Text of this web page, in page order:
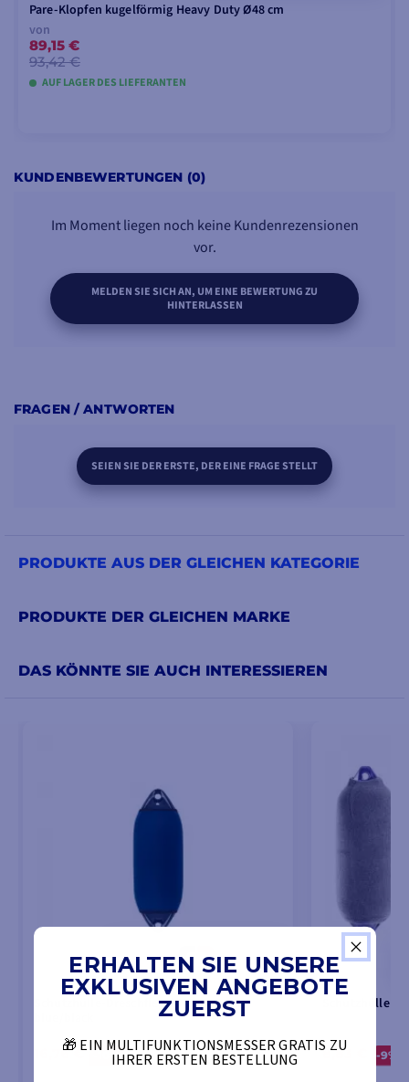
Pare-Klopfen kugelförmig Heavy Duty Ø48 cm
von
89,15 €
93,42 €
AUF LAGER DES LIEFERANTEN
KUNDENBEWERTUNGEN (0)
Im Moment liegen noch keine Kundenrezensionen
vor.
MELDEN SIE SICH AN, UM EINE BEWERTUNG ZU
HINTERLASSEN
FRAGEN / ANTWORTEN
SEIEN SIE DER ERSTE, DER EINE FRAGE STELLT
PRODUKTE AUS DER GLEICHEN KATEGORIE
PRODUKTE DER GLEICHEN MARKE
DAS KÖNNTE SIE AUCH INTERESSIEREN
Schutzhülle-Dreschflegel Neopren F1
16,76 €
-10%
Schutzhülle
8,83 €
-9%
ERHALTEN SIE UNSERE
EXKLUSIVEN ANGEBOTE
ZUERST
🎁 EIN MULTIFUNKTIONSMESSER GRATIS ZU
IHRER ERSTEN BESTELLUNG